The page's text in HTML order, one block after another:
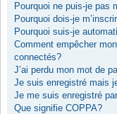
Pourquoi ne puis-je pas
Pourquoi dois-je
Pourquoi suis-je
Comment empêcher
connectés?
J’ai perdu mon mot de
Je suis enregistré mais
Je me suis enregistré
Que signifie COPPA?